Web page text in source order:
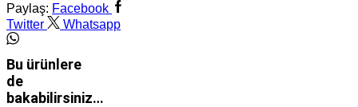
Paylaş: Facebook
Twitter
Whatsapp
Bu ürünlere
de
bakabilirsiniz…